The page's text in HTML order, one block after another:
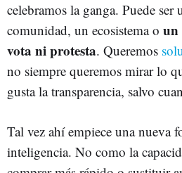
celebramos la ganga. Puede
comunidad, un ecosistema o un
vota ni protesta. Queremos
no siempre queremos mirar lo
gusta la transparencia, salvo
Tal vez ahí empiece una nueva
inteligencia. No como la